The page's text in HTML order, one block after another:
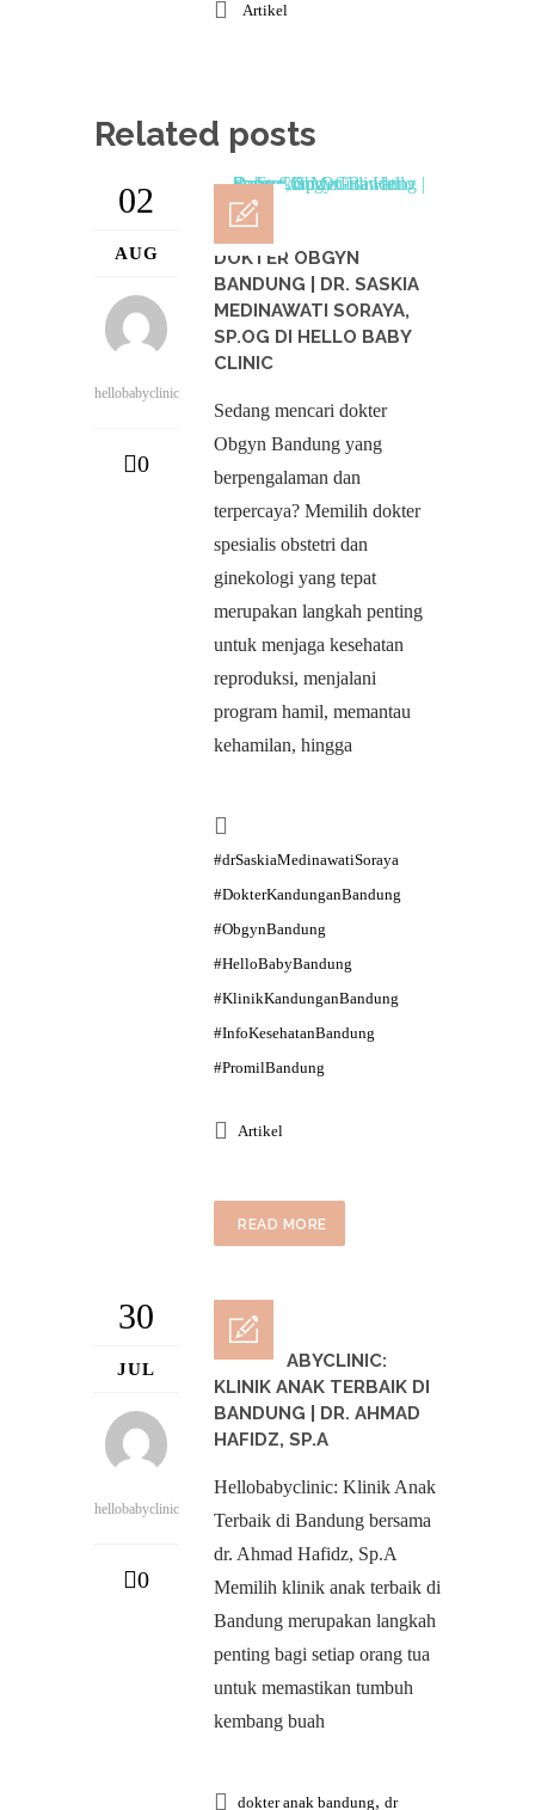
Artikel
Related posts
02
AUG
hellobabyclinic
0
DOKTER OBGYN
BANDUNG | DR. SASKIA
MEDINAWATI SORAYA,
SP.OG DI HELLO BABY
CLINIC
Sedang mencari dokter
Obgyn Bandung yang
berpengalaman dan
terpercaya? Memilih dokter
spesialis obstetri dan
ginekologi yang tepat
merupakan langkah penting
untuk menjaga kesehatan
reproduksi, menjalani
program hamil, memantau
kehamilan, hingga
#drSaskiaMedinawatiSoraya
#DokterKandunganBandung
#ObgynBandung
#HelloBabyBandung
#KlinikKandunganBandung
#InfoKesehatanBandung
#PromilBandung
Artikel
READ MORE
30
JUL
hellobabyclinic
0
HELLOBABYCLINIC:
KLINIK ANAK TERBAIK DI
BANDUNG | DR. AHMAD
HAFIDZ, SP.A
Hellobabyclinic: Klinik Anak
Terbaik di Bandung bersama
dr. Ahmad Hafidz, Sp.A
Memilih klinik anak terbaik di
Bandung merupakan langkah
penting bagi setiap orang tua
untuk memastikan tumbuh
kembang buah
dokter anak bandung, dr